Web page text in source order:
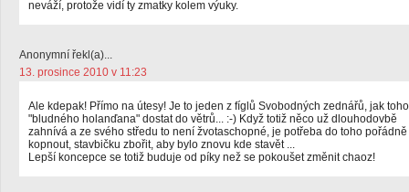
neváží, protože vidí ty zmatky kolem výuky.
Anonymní řekl(a)...
13. prosince 2010 v 11:23
Ale kdepak! Přímo na útesy! Je to jeden z fíglů Svobodných zednářů, jak toho
"bludného holanďana" dostat do větrů... :-) Když totiž něco už dlouhodovbě
zahnívá a ze svého středu to není žvotaschopné, je potřeba do toho pořádně
kopnout, stavbičku zbořit, aby bylo znovu kde stavět ...
Lepší koncepce se totiž buduje od píky než se pokoušet změnit chaoz!